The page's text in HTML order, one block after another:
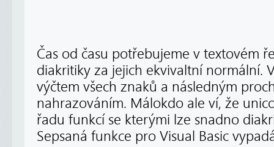
Čas od času potřebujeme v textovém
diakritiky za jejich ekvivaltní normální.
výčtem všech znaků a následným
nahrazováním. Málokdo ale ví, že
řadu funkcí se kterými lze snadno
Sepsaná funkce pro Visual Basic